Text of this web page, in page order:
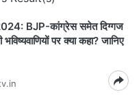
BJP-कांग्रेस समेत दिग्गज
पर क्या कहा? जानिए